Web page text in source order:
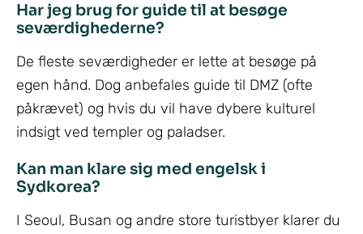
Har jeg brug for guide til at besøge
seværdighederne?
De fleste seværdigheder er lette at besøge på
egen hånd. Dog anbefales guide til DMZ (ofte
påkrævet) og hvis du vil have dybere kulturel
indsigt ved templer og paladser.
Kan man klare sig med engelsk i
Sydkorea?
I Seoul, Busan og andre store turistbyer klarer du